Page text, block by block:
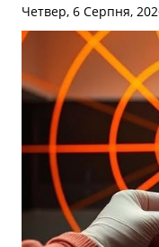
Четвер, 6 Серпня,